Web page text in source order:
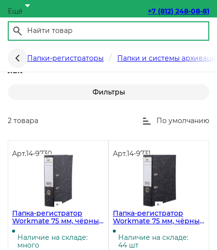
Ещё +7 (812) 248-08-81
Папки-регистраторы Папки и системы
Папки-регистраторы офсет 70-125
мм
Фильтры
2 товара По умолчанию
Арт.14-9730
Папка-регистратор
Workmate 75 мм, чёрный
мрамор, без
металлической
окантовки, собранная
Наличие на складе:
много
Арт.14-9731
Папка-регистратор
Workmate 75 мм, чёрный
мрамор, с
металлической
окантовкой, собранная
Наличие на складе:
44 шт